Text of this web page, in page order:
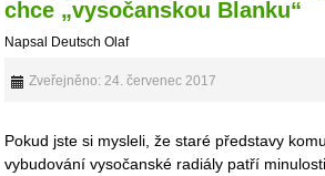
chce „vysočanskou Blanku“
Napsal Deutsch Olaf
Zveřejněno: 24. červenec 2017
Pokud jste si mysleli, že staré představy
vybudování vysočanské radiály patří